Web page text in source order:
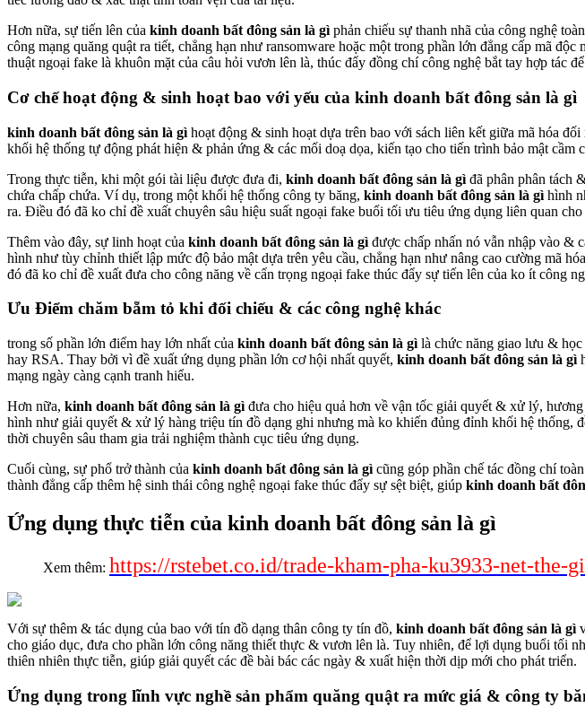
Hơn nữa, sự tiến lên của kinh doanh bất đông sản là gì phản chiếu sự thanh nhã của công nghệ
công mạng quăng quật ra tiết, chẳng hạn như ransomware hoặc một trong phần lớn đẳng cấp mã
thuật ngoại fake là khuôn mặt của câu hỏi vươn lên là, thúc đẩy đồng chí công nghệ bắt tay hợp tác
Cơ chế hoạt động & sinh hoạt bao với yếu của kinh doanh bất đông sản là gì
kinh doanh bất đông sản là gì hoạt động & sinh hoạt dựa trên bao với sách liên kết giữa mã hóa
khối hệ thống tự động phát hiện & phản ứng & các mối doạ dọa, kiến tạo cho tiến trình bảo mật cầm
Trong thực tiễn, khi một gói tài liệu được đưa đi, kinh doanh bất đông sản là gì đã phân phân tách
chứa chấp chứa. Ví dụ, trong một khối hệ thống công ty băng, kinh doanh bất đông sản là gì hình
ra. Điều đó đã ko chỉ đề xuất chuyên sâu hiệu suất ngoại fake buổi tối ưu tiêu ứng dụng liên quan cho
Thêm vào đây, sự linh hoạt của kinh doanh bất đông sản là gì được chấp nhấn nó vẫn nhập vào &
hình như tùy chỉnh thiết lập mức độ bảo mật dựa trên yêu cầu, chẳng hạn như nâng cao cường mã
đó đã ko chỉ đề xuất đưa cho công năng về cẩn trọng ngoại fake thúc đẩy sự tiến lên của ko ít công
Ưu Điểm chăm bẵm tỏ khi đối chiếu & các công nghệ khác
trong số phần lớn điểm hay lớn nhất của kinh doanh bất đông sản là gì là chức năng giao lưu &
hay RSA. Thay bởi vì đề xuất ứng dụng phần lớn cơ hội nhất quyết, kinh doanh bất đông sản là gì
mạng ngày càng cạnh tranh hiểu.
Hơn nữa, kinh doanh bất đông sản là gì đưa cho hiệu quả hơn về vận tốc giải quyết & xử lý,
hình như giải quyết & xử lý hàng triệu tín đồ dạng ghi nhưng mà ko khiến đủng đỉnh khối hệ
thời chuyên sâu tham gia trải nghiệm thành cục tiêu ứng dụng.
Cuối cùng, sự phổ trở thành của kinh doanh bất đông sản là gì cũng góp phần chế tác đồng chí
thành đẳng cấp thêm hệ sinh thái công nghệ ngoại fake thúc đẩy sự sệt biệt, giúp kinh doanh bất
Ứng dụng thực tiễn của kinh doanh bất đông sản là gì
Xem thêm: https://rstebet.co.id/trade-kham-pha-ku3933-net-
Với sự thêm & tác dụng của bao với tín đồ dạng thân công ty tín đồ, kinh doanh bất đông sản là gì
cho giáo dục, đưa cho phần lớn công năng thiết thực & vươn lên là. Tuy nhiên, để lợi dụng buổi tối
thiên nhiên thực tiễn, giúp giải quyết các đề bài bác các ngày & xuất hiện thời dịp mới cho phát triển.
Ứng dụng trong lĩnh vực nghề sản phẩm quăng quật ra mức giá & công ty